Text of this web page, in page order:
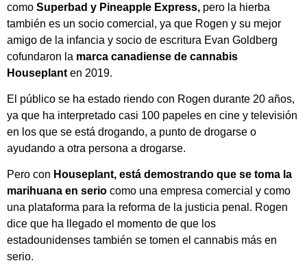
como Superbad y Pineapple Express, pero la hierba
también es un socio comercial, ya que Rogen y su mejor
amigo de la infancia y socio de escritura Evan Goldberg
cofundaron la marca canadiense de cannabis
Houseplant en 2019.
El público se ha estado riendo con Rogen durante 20 años,
ya que ha interpretado casi 100 papeles en cine y televisión
en los que se está drogando, a punto de drogarse o
ayudando a otra persona a drogarse.
Pero con Houseplant, está demostrando que se toma la
marihuana en serio como una empresa comercial y como
una plataforma para la reforma de la justicia penal. Rogen
dice que ha llegado el momento de que los
estadounidenses también se tomen el cannabis más en
serio.